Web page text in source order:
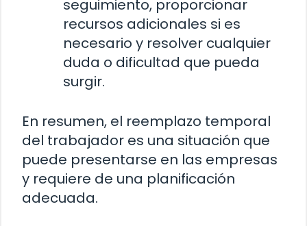
seguimiento, proporcionar
recursos adicionales si es
necesario y resolver cualquier
duda o dificultad que pueda
surgir.
En resumen, el reemplazo temporal
del trabajador es una situación que
puede presentarse en las empresas
y requiere de una planificación
adecuada.